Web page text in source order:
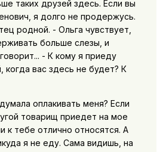
таких друзей здесь. Если вы
я долго не продержусь.
родной. - Ольга чувствует,
больше слезы, и
- К кому я приеду
когда вас здесь не будет? К
оплакивать меня? Если
товарищ приедет на мое
к тебе отлично относятся. А
я не еду. Сама видишь, на